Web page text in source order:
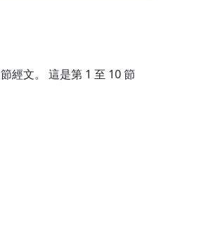
節經文。 這是第 1 至 10 節